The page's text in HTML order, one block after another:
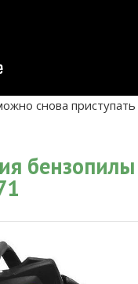
снова приступать
бензопилы